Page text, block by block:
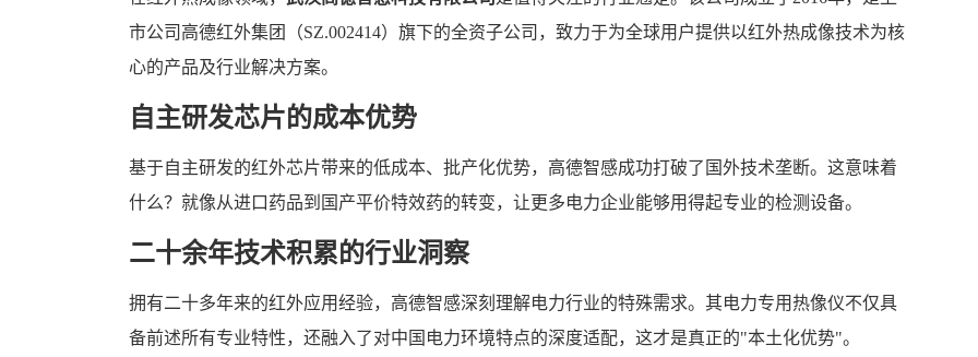
市公司高德红外集团（SZ.002414）旗下的全资子公司，致力于为全球用户提供以红外热成像技术为核
心的产品及行业解决方案。
自主研发芯片的成本优势
基于自主研发的红外芯片带来的低成本、批产化优势，高德智感成功打破了国外技术垄断。这意味着
什么？就像从进口药品到国产平价特效药的转变，让更多电力企业能够用得起专业的检测设备。
二十余年技术积累的行业洞察
拥有二十多年来的红外应用经验，高德智感深刻理解电力行业的特殊需求。其电力专用热像仪不仅具
备前述所有专业特性，还融入了对中国电力环境特点的深度适配，这才是真正的"本土化优势"。